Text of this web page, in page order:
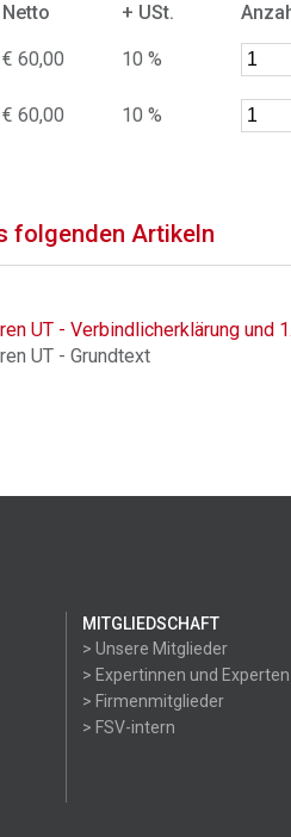
Netto + USt.
€ 60,00 10 %
€ 60,00 10 %
folgenden Artikeln
UT - Verbindlicherklärung und
UT - Grundtext
MITGLIEDSCHAFT
> Unsere Mitglieder
> Expertinnen und Experten
> Firmenmitglieder
> FSV-intern